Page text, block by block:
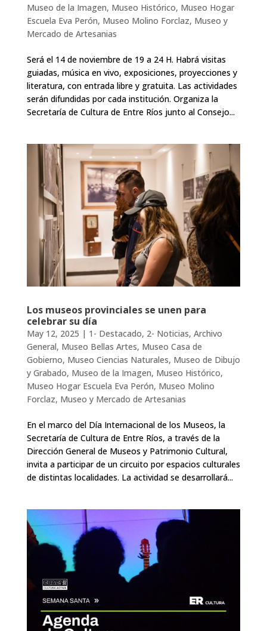
Museo de la Imagen, Museo Histórico, Museo Hogar
Escuela Eva Perón, Museo Molino Forclaz, Museo y
Mercado de Artesanias
Será el 14 de noviembre de 19 a 24 H. Habrá visitas
guiadas, música en vivo, exposiciones, proyecciones y
literatura, con entrada libre y gratuita. Las actividades
serán difundidas por cada institución. Organiza la
Secretaría de Cultura de Entre Ríos junto al Consejo...
Los museos provinciales se unen para
celebrar su día
May 12, 2025 | 1- Destacado, 2- Noticias, Archivo
General, Museo Bellas Artes, Museo Casa de
Gobierno, Museo Ciencias Naturales, Museo de Dibujo
y Grabado, Museo de la Imagen, Museo Histórico,
Museo Hogar Escuela Eva Perón, Museo Molino
Forclaz, Museo y Mercado de Artesanias
En el marco del Día Internacional de los Museos, la
Secretaría de Cultura de Entre Ríos, a través de la
Dirección General de Museos y Patrimonio Cultural,
invita a participar de un circuito por espacios culturales
de distintas localidades. La actividad se desarrollará...